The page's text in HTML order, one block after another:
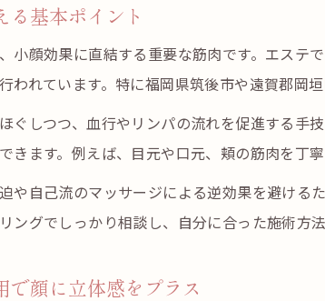
リンパマッサ
エステ後のセ
たるみに悩むなら
エステで行う
顔のたるみ予
リンパマッサー
る基本ポイント
小顔効果に直結する重要な筋肉です。エス
われています。特に福岡県筑後市や遠賀郡岡
ぐしつつ、血行やリンパの流れを促進する
きます。例えば、目元や口元、頬の筋肉を丁
や自己流のマッサージによる逆効果を避け
ングでしっかり相談し、自分に合った施術方法
で顔に立体感をプラス